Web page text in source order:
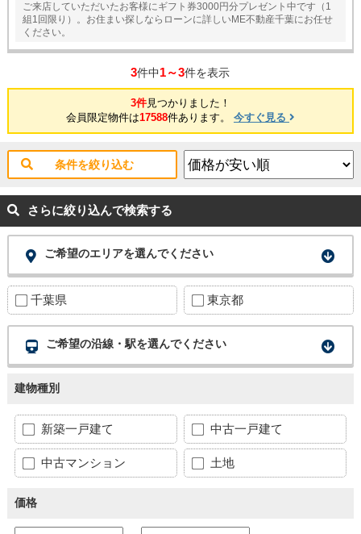
ご来店していただいたお客様にギフト券3000円分プレゼント中です（1
組1回限り）。お住まい探しならローンに詳しいME不動産千葉にお任せ
ください。
3件中1～3件を表示
3件見つかりました！
会員限定物件は17588件あります。 今すぐ見る
条件を絞り込む
さらに絞り込んで検索する
ご希望のエリアを選んでください
千葉県 東京都
ご希望の沿線・駅を選んでください
建物種別
新築一戸建て 中古一戸建て
中古マンション 土地
価格